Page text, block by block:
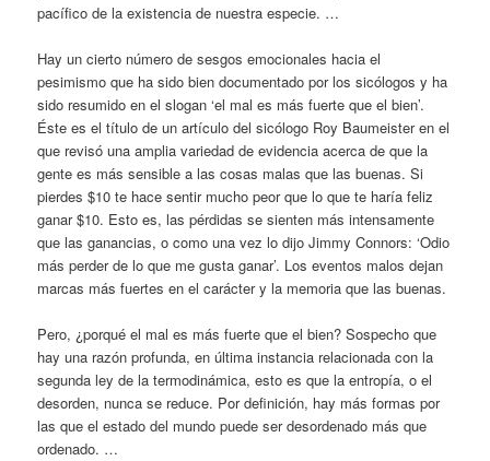
pacífico de la existencia de nuestra especie. …
Hay un cierto número de sesgos emocionales hacia el
pesimismo que ha sido bien documentado por los sicólogos y ha
sido resumido en el slogan ‘el mal es más fuerte que el bien’.
Éste es el título de un artículo del sicólogo Roy Baumeister en el
que revisó una amplia variedad de evidencia acerca de que la
gente es más sensible a las cosas malas que las buenas. Si
pierdes $10 te hace sentir mucho peor que lo que te haría feliz
ganar $10. Esto es, las pérdidas se sienten más intensamente
que las ganancias, o como una vez lo dijo Jimmy Connors: ‘Odio
más perder de lo que me gusta ganar’. Los eventos malos dejan
marcas más fuertes en el carácter y la memoria que las buenas.
Pero, ¿porqué el mal es más fuerte que el bien? Sospecho que
hay una razón profunda, en última instancia relacionada con la
segunda ley de la termodinámica, esto es que la entropía, o el
desorden, nunca se reduce. Por definición, hay más formas por
las que el estado del mundo puede ser desordenado más que
ordenado. …